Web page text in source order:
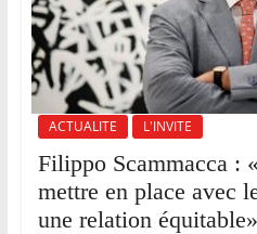
ACTUALITE L'INVITE
Filippo Scammacca :
mettre en place avec
une relation équitable»